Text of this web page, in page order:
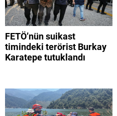
FETÖ’nün suikast
timindeki terörist Burkay
Karatepe tutuklandı